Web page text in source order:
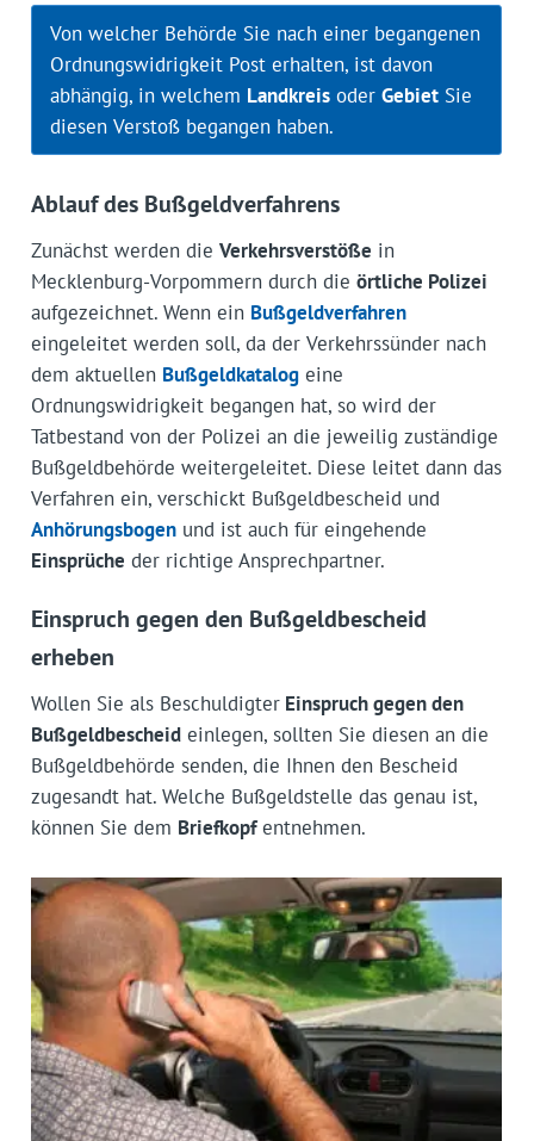
Von welcher Behörde Sie nach einer begangenen
Ordnungswidrigkeit Post erhalten, ist davon
abhängig, in welchem Landkreisoder GebietSie
diesen Verstoß begangen haben.
Ablauf des Bußgeldverfahrens
Zunächst werden die Verkehrsverstöße in
Mecklenburg-Vorpommern durch die örtliche Polizei
aufgezeichnet. Wenn ein Bußgeldverfahren
eingeleitet werden soll, da der Verkehrssünder nach
dem aktuellen Bußgeldkatalogeine
Ordnungswidrigkeit begangen hat, so wird der
Tatbestand von der Polizei an die jeweilig zuständige
Bußgeldbehörde weitergeleitet. Diese leitet dann das
Verfahren ein, verschickt Bußgeldbescheid und
Anhörungsbogenund ist auch für eingehende
Einsprüche der richtige Ansprechpartner.
Einspruch gegen den Bußgeldbescheid
erheben
Wollen Sie als BeschuldigterEinspruch gegen den
Bußgeldbescheideinlegen, sollten Sie diesen an die
Bußgeldbehörde senden, die Ihnen den Bescheid
zugesandt hat. Welche Bußgeldstelle das genau ist,
können Sie dem Briefkopfentnehmen.